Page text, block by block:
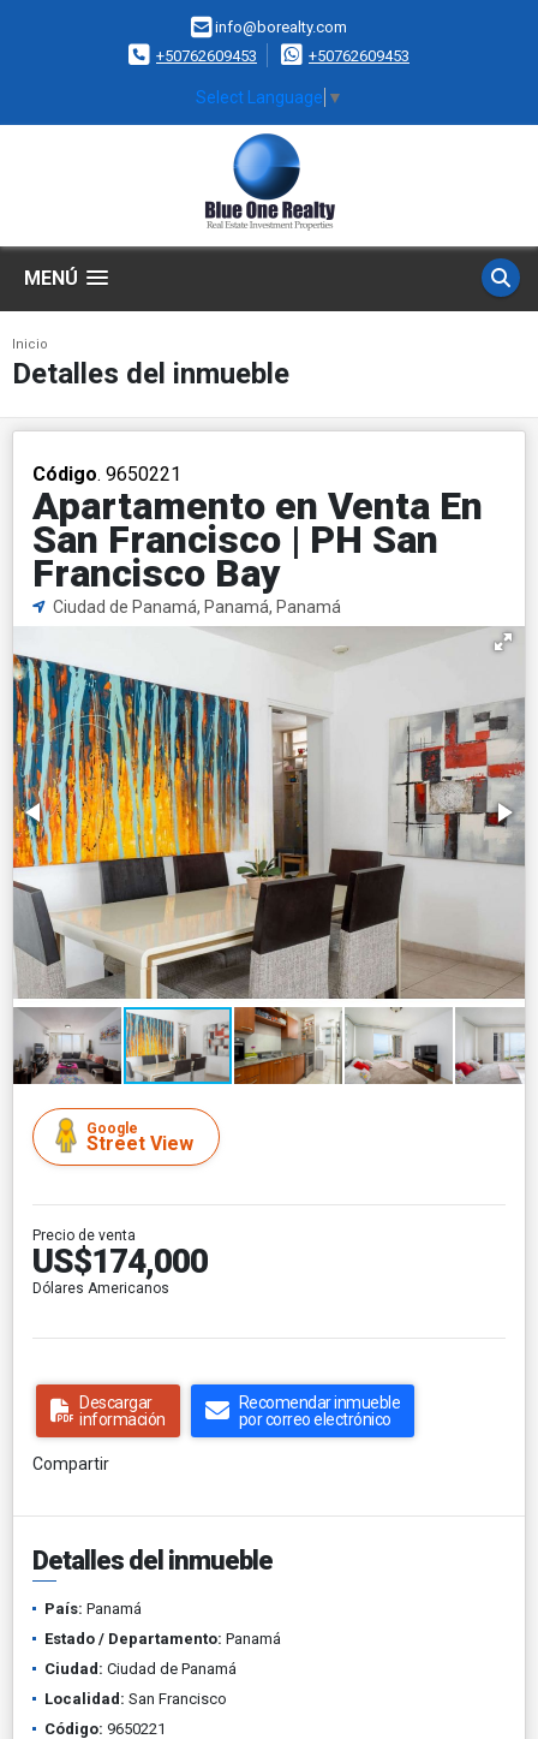
info@borealty.com
+50762609453
+50762609453
Select Language ▼
MENÚ
Inicio
Detalles del inmueble
Código. 9650221
Apartamento en Venta En
San Francisco | PH San
Francisco Bay
Ciudad de Panamá, Panamá, Panamá
Google
Street View
Precio de venta
US$174,000
Dólares Americanos
Descargar
información
Recomendar inmueble
por correo electrónico
Compartir
Detalles del inmueble
País: Panamá
Estado / Departamento: Panamá
Ciudad: Ciudad de Panamá
Localidad: San Francisco
Código: 9650221